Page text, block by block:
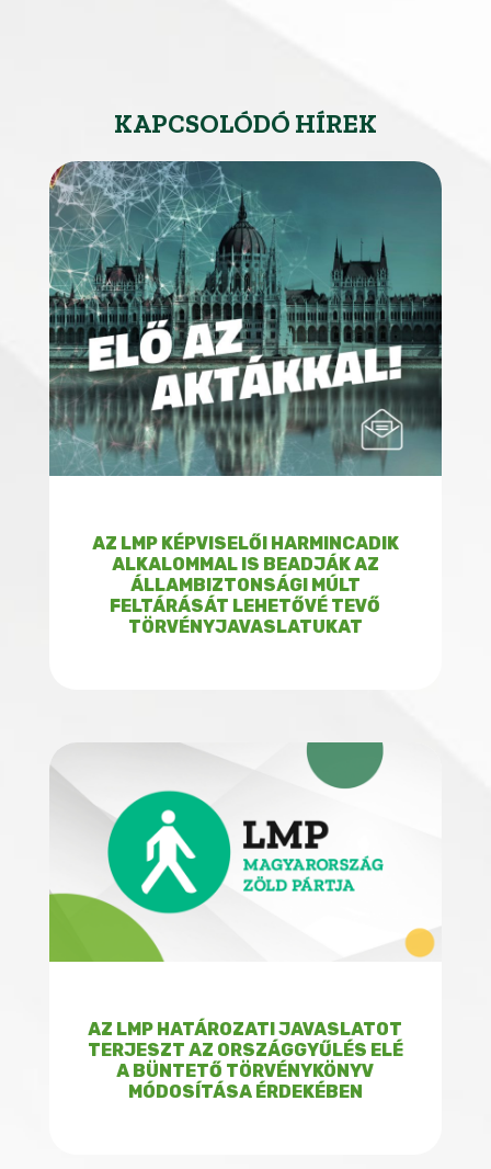
KAPCSOLÓDÓ HÍREK
AZ LMP KÉPVISELŐI HARMINCADIK
ALKALOMMAL IS BEADJÁK AZ
ÁLLAMBIZTONSÁGI MÚLT
FELTÁRÁSÁT LEHETŐVÉ TEVŐ
TÖRVÉNYJAVASLATUKAT
AZ LMP HATÁROZATI JAVASLATOT
TERJESZT AZ ORSZÁGGYŰLÉS ELÉ
A BÜNTETŐ TÖRVÉNYKÖNYV
MÓDOSÍTÁSA ÉRDEKÉBEN